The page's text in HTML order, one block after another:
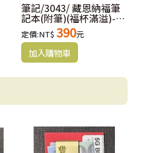
筆記/3043/ 藏恩納福筆
記本(附筆)(福杯滿溢)-木
紋
定價:NT$ 390元